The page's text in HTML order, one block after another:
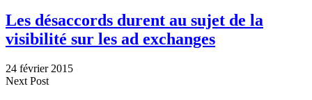
Les désaccords durent au sujet de la
visibilité sur les ad exchanges
24 février 2015
Next Post